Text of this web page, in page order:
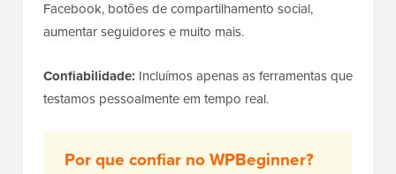
Facebook, botões de compartilhamento social,
aumentar seguidores e muito mais.
Confiabilidade: Incluímos apenas as ferramentas que
testamos pessoalmente em tempo real.
Por que confiar no WPBeginner?